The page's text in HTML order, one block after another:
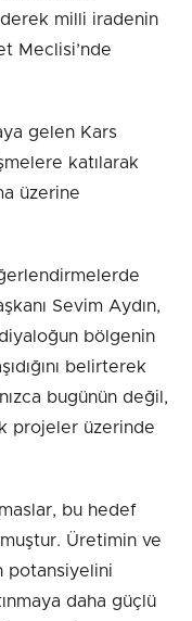
milli iradenin
Meclisi’nde
gelen Kars
katılarak
üzerine
Sevim Aydın,
bölgenin
belirterek
bugünün değil,
projeler üzerinde
bu hedef
Üretimin ve
potansiyelini
daha güçlü